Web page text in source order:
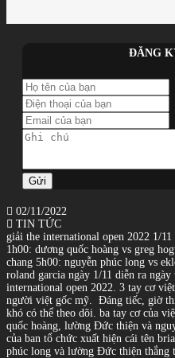
ĐĂNG
Gửi
02/11/2022
TIN TỨC
giải the international open 2022 1/
1h00: dương quốc hoàng vs greg
chang 5h00: nguyễn phúc long vs
roland garcia ngày 1/11 diễn ra
international open 2022. 3 tay cơ
người việt gốc mỹ.
Đáng tiếc, giờ
khó có thể theo dõi. ba tay cơ của
quốc hoàng, lường Đức thiện và
của ban tổ chức xuất hiện cái tên
phúc long và lường Đức thiện thắng